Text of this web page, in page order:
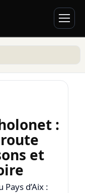
:
et
Pays d’Aix :